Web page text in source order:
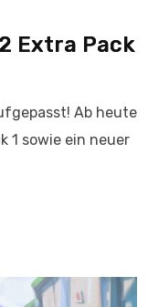
Extra Pack
Ab heute
1 sowie ein neuer